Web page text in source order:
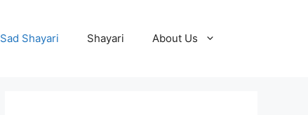
Sad Shayari Shayari About Us